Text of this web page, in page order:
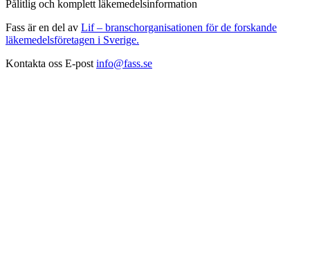
Pålitlig och komplett läkemedelsinformation
Fass är en del av Lif – branschorganisationen för de forskande
läkemedelsföretagen i Sverige.
Kontakta oss E-post info@fass.se